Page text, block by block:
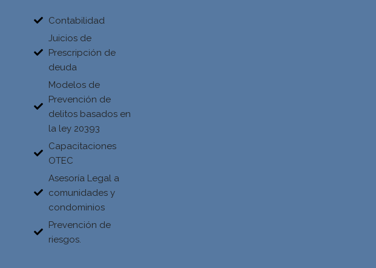
Contabilidad
Juicios de
Prescripción de
deuda
Modelos de
Prevención de
delitos basados en
la ley 20393
Capacitaciones
OTEC
Asesoría Legal a
comunidades y
condominios
Prevención de
riesgos.